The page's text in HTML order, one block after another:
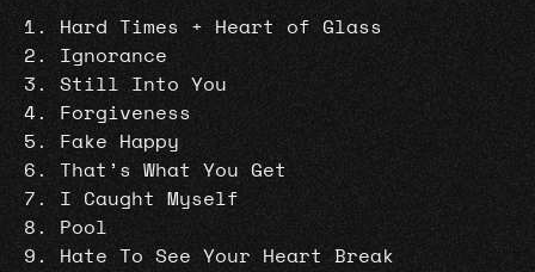
Hard Times + Heart of Glass
Ignorance
Still Into You
Forgiveness
Fake Happy
That’s What You Get
I Caught Myself
Pool
Hate To See Your Heart Break